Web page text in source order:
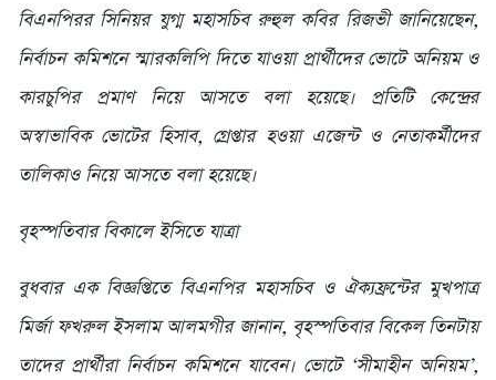
বিএনপিরর সিনিয়র যুগ্ম মহাসচিব রুহুল কবির রিজভী জানিয়েছেন,
নির্বাচন কমিশনে স্মারকলিপি দিতে যাওয়া প্রার্থীদের ভোটে অনিয়ম ও
কারচুপির প্রমাণ নিয়ে আসতে বলা হয়েছে। প্রতিটি কেন্দ্রের
অস্বাভাবিক ভোটের হিসাব, গ্রেপ্তার হওয়া এজেন্ট ও নেতাকর্মীদের
তালিকাও নিয়ে আসতে বলা হয়েছে।
বৃহস্পতিবার​ বিকালে ইসিতে যাত্রা
বুধবার এক বিজ্ঞপ্তিতে বিএনপির মহাসচিব ও ঐক্যফ্রন্টের মুখপাত্র
মির্জা ফখরুল ইসলাম আলমগীর জানান, বৃহস্পতিবার বিকেল তিনটায়
তাদের প্রার্থীরা নির্বাচন কমিশনে যাবেন। ভোটে ‘সীমাহীন অনিয়ম’,